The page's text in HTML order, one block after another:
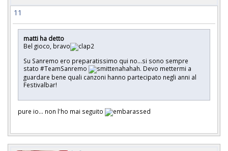
11
matti ha detto
Bel gioco, bravo
Su Sanremo ero preparatissimo qui no...si sono sempre
stato #TeamSanremo
ahahah. Devo mettermi a
guardare bene quali canzoni hanno partecipato negli anni al
Festivalbar!
pure io... non l'ho mai seguito